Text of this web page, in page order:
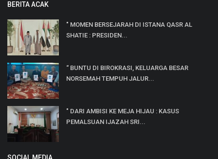
BERITA ACAK
" MOMEN BERSEJARAH DI ISTANA QASR AL
SHATIE : PRESIDEN...
“ BUNTU DI BIROKRASI, KELUARGA BESAR
NORSEMAH TEMPUH JALUR...
" DARI AMBISI KE MEJA HIJAU : KASUS
PEMALSUAN IJAZAH SRI...